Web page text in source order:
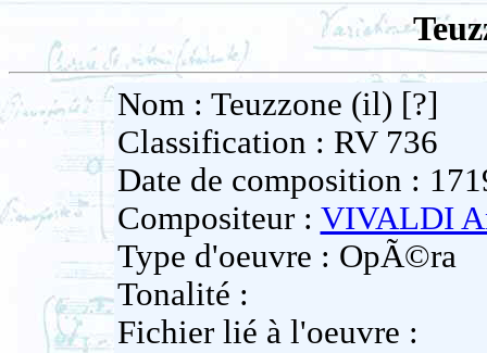
Nom : Teuzzone (il) [?]
Classification : RV 736
Date de composition :
Compositeur : VIVALDI
Type d'oeuvre : OpÃ©ra
Tonalité :
Fichier lié à l'oeuvre :